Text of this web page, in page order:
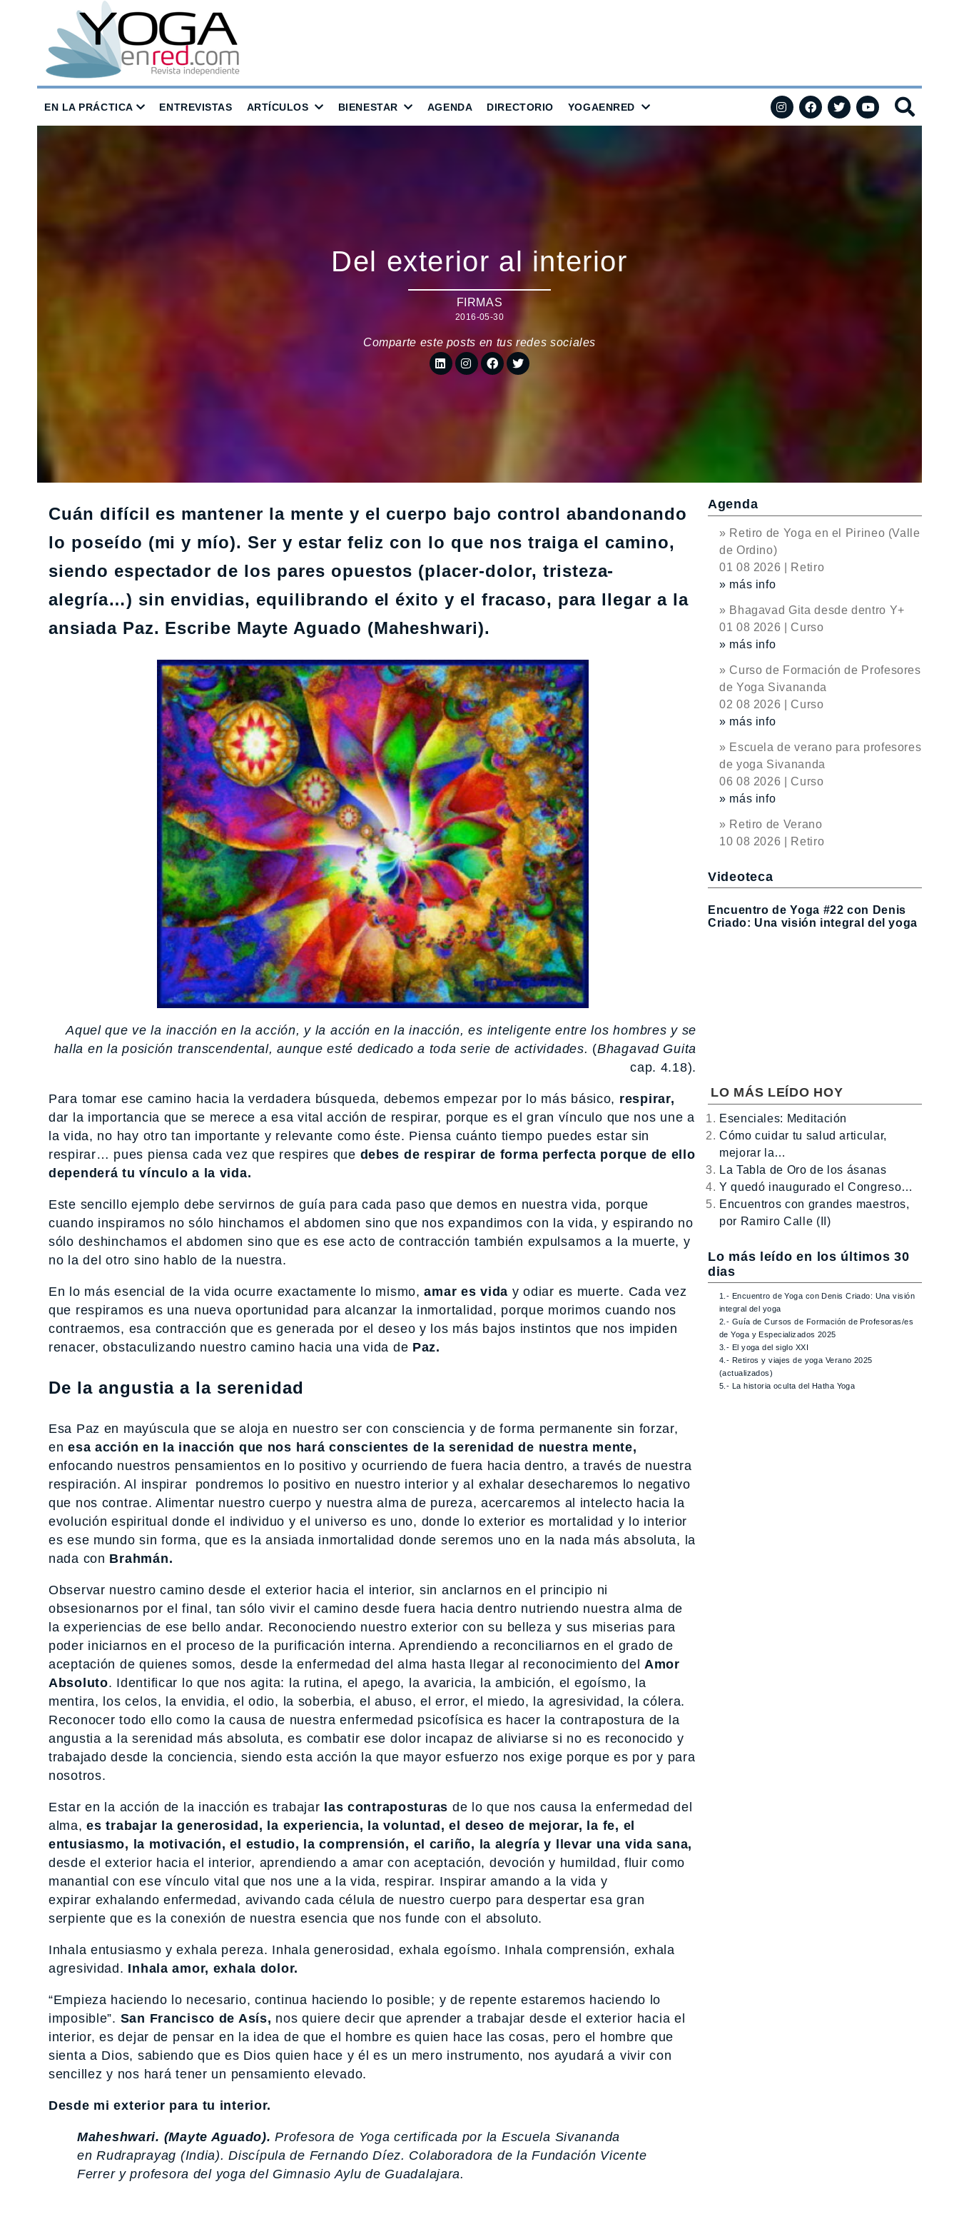
EN LA PRÁCTICA ENTREVISTAS ARTÍCULOS BIENESTAR AGENDA DIRECTORIO YOGAENRED
Del exterior al interior
FIRMAS
2016-05-30
Comparte este posts en tus redes sociales
Cuán difícil es mantener la mente y el cuerpo bajo control abandonando
lo poseído (mi y mío). Ser y estar feliz con lo que nos traiga el camino,
siendo espectador de los pares opuestos (placer-dolor, tristeza-
alegría…) sin envidias, equilibrando el éxito y el fracaso, para llegar a la
ansiada Paz. Escribe Mayte Aguado (Maheshwari).
Aquel que ve la inacción en la acción, y la acción en la inacción, es inteligente entre los hombres y se
halla en la posición transcendental, aunque esté dedicado a toda serie de actividades. (Bhagavad Guita
cap. 4.18).
Para tomar ese camino hacia la verdadera búsqueda, debemos empezar por lo más básico, respirar,
dar la importancia que se merece a esa vital acción de respirar, porque es el gran vínculo que nos une a
la vida, no hay otro tan importante y relevante como éste. Piensa cuánto tiempo puedes estar sin
respirar… pues piensa cada vez que respires que debes de respirar de forma perfecta porque de ello
dependerá tu vínculo a la vida.
Este sencillo ejemplo debe servirnos de guía para cada paso que demos en nuestra vida, porque
cuando inspiramos no sólo hinchamos el abdomen sino que nos expandimos con la vida, y espirando no
sólo deshinchamos el abdomen sino que es ese acto de contracción también expulsamos a la muerte, y
no la del otro sino hablo de la nuestra.
En lo más esencial de la vida ocurre exactamente lo mismo,amar es vida y odiar es muerte. Cada vez
que respiramos es una nueva oportunidad para alcanzar la inmortalidad, porque morimos cuando nos
contraemos, esa contracción que es generada por el deseo y los más bajos instintos que nos impiden
renacer, obstaculizando nuestro camino hacia una vida de Paz.
De la angustia a la serenidad
Esa Paz en mayúscula que se aloja en nuestro ser con consciencia y de forma permanente sin forzar,
enesa acción en la inacción que nos hará conscientes de la serenidad de nuestra mente,
enfocando nuestros pensamientos en lo positivo y ocurriendo de fuera hacia dentro, a través de nuestra
respiración. Al inspirar pondremos lo positivo en nuestro interior y al exhalar desecharemos lo negativo
que nos contrae. Alimentar nuestro cuerpo y nuestra alma de pureza, acercaremos al intelecto hacia la
evolución espiritual donde el individuo y el universo es uno, donde lo exterior es mortalidad y lo interior
es ese mundo sin forma, que es la ansiada inmortalidad donde seremos uno en la nada más absoluta, la
nada con Brahmán.
Observar nuestro camino desde el exterior hacia el interior, sin anclarnos en el principio ni
obsesionarnos por el final, tan sólo vivir el camino desde fuera hacia dentro nutriendo nuestra alma de
la experiencias de ese bello andar. Reconociendo nuestro exterior con su belleza y sus miserias para
poder iniciarnos en el proceso de la purificación interna. Aprendiendo a reconciliarnos en el grado de
aceptación de quienes somos, desde la enfermedad del alma hasta llegar al reconocimiento del Amor
Absoluto. Identificar lo que nos agita: la rutina, el apego, la avaricia, la ambición, el egoísmo, la
mentira, los celos, la envidia, el odio, la soberbia, el abuso, el error, el miedo, la agresividad, la cólera.
Reconocer todo ello como la causa de nuestra enfermedad psicofísica es hacer la contrapostura de la
angustia a la serenidad más absoluta, es combatir ese dolor incapaz de aliviarse si no es reconocido y
trabajado desde la conciencia, siendo esta acción la que mayor esfuerzo nos exige porque es por y para
nosotros.
Estar en la acción de la inacción es trabajar las contraposturas de lo que nos causa la enfermedad del
alma,es trabajar la generosidad, la experiencia, la voluntad, el deseo de mejorar, la fe, el
entusiasmo, la motivación, el estudio, la comprensión, el cariño, la alegría y llevar una vida sana,
desde el exterior hacia el interior, aprendiendo a amar con aceptación, devoción y humildad, fluir como
manantial con ese vínculo vital que nos une a la vida, respirar. Inspirar amando a la vida y
expirar exhalando enfermedad, avivando cada célula de nuestro cuerpo para despertar esa gran
serpiente que es la conexión de nuestra esencia que nos funde con el absoluto.
Inhala entusiasmo y exhala pereza. Inhala generosidad, exhala egoísmo. Inhala comprensión, exhala
agresividad. Inhala amor, exhala dolor.
“Empieza haciendo lo necesario, continua haciendo lo posible; y de repente estaremos haciendo lo
imposible”. San Francisco de Asís, nos quiere decir que aprender a trabajar desde el exterior hacia el
interior, es dejar de pensar en la idea de que el hombre es quien hace las cosas, pero el hombre que
sienta a Dios, sabiendo que es Dios quien hace y él es un mero instrumento, nos ayudará a vivir con
sencillez y nos hará tener un pensamiento elevado.
Desde mi exterior para tu interior.
Maheshwari. (Mayte Aguado). Profesora de Yoga certificada por la Escuela Sivananda
en Rudraprayag (India). Discípula de Fernando Díez. Colaboradora de la Fundación Vicente
Ferrer y profesora del yoga del Gimnasio Aylu de Guadalajara.
Agenda
» Retiro de Yoga en el Pirineo (Valle
de Ordino)
01 08 2026 | Retiro
» más info
» Bhagavad Gita desde dentro Y+
01 08 2026 | Curso
» más info
» Curso de Formación de Profesores
de Yoga Sivananda
02 08 2026 | Curso
» más info
» Escuela de verano para profesores
de yoga Sivananda
06 08 2026 | Curso
» más info
» Retiro de Verano
10 08 2026 | Retiro
Videoteca
Encuentro de Yoga #22 con Denis
Criado: Una visión integral del yoga
LO MÁS LEÍDO HOY
Esenciales: Meditación
Cómo cuidar tu salud articular,
mejorar la…
La Tabla de Oro de los ásanas
Y quedó inaugurado el Congreso…
Encuentros con grandes maestros,
por Ramiro Calle (II)
Lo más leído en los últimos 30
dias
1.- Encuentro de Yoga con Denis Criado: Una visión
integral del yoga
2.- Guía de Cursos de Formación de Profesoras/es
de Yoga y Especializados 2025
3.- El yoga del siglo XXI
4.- Retiros y viajes de yoga Verano 2025
(actualizados)
5.- La historia oculta del Hatha Yoga